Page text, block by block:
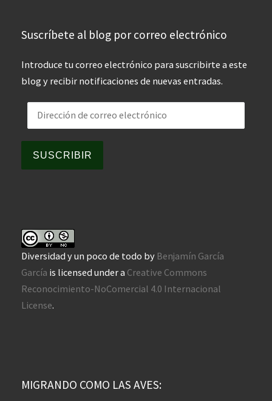
Suscríbete al blog por correo electrónico
Introduce tu correo electrónico para suscribirte a este
blog y recibir notificaciones de nuevas entradas.
Dirección de correo electrónico
SUSCRIBIR
Diversidad y un poco de todo by Benjamín García
García is licensed under a Creative Commons
Reconocimiento-NoComercial 4.0 Internacional
License.
MIGRANDO COMO LAS AVES: